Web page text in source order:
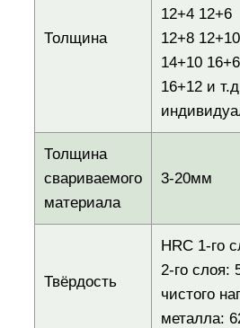
Толщина
12+4 12+6
12+8
14+10
16+12 и
Толщина
свариваемого
материала
3-20мм
Твёрдость
HRC 1-го
2-го слоя:
чистого
металла: